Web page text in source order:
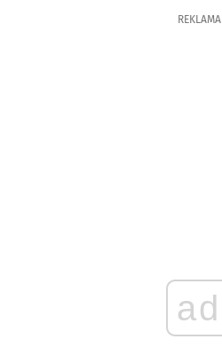
REKLAMA
ad